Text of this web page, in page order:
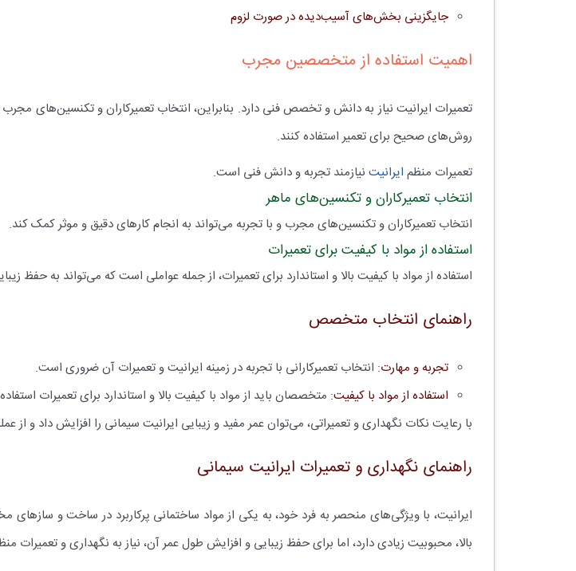
جایگزینی بخش‌های آسیب‌دیده در صورت لزوم
اهمیت استفاده از متخصصین مجرب
تعمیرات ایرانیت نیاز به دانش و تخصص فنی دارد. بنابراین، انتخاب تعمیرکاران و
روش‌های صحیح برای تعمیر استفاده کنند.
تعمیرات منظم ایرانیت نیازمند تجربه و دانش فنی است.
انتخاب تعمیرکاران و تکنسین‌های ماهر
انتخاب تعمیرکاران و تکنسین‌های مجرب و با تجربه می‌تواند به انجام کارهای دقیق و موثر کمک کند.
استفاده از مواد با کیفیت برای تعمیرات
استفاده از مواد با کیفیت بالا و استاندارد برای تعمیرات، از جمله عواملی است که می‌تواند به حفظ
راهنمای انتخاب متخصص
تجربه و مهارت: انتخاب تعمیرکارانی با تجربه در زمینه ایرانیت و تعمیرات آن ضروری است.
استفاده از مواد با کیفیت: متخصصان باید از مواد با کیفیت بالا و استاندارد برای تعمیرات
با رعایت نکات نگهداری و تعمیراتی، می‌توان عمر مفید و زیبایی ایرانیت سیمانی را افزایش داد و از
راهنمای نگهداری و تعمیرات ایرانیت سیمانی
ایرانیت، با ویژگی‌های منحصر به فرد خود، به یکی از مواد ساختمانی پرکاربرد در ساخت و
بالا، محبوبیت زیادی دارد، اما برای حفظ زیبایی و افزایش طول عمر آن، نیاز به نگهداری و تعمیرات